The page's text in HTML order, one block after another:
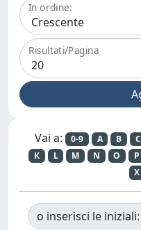
In ordine:
Risultati/Pagina
Vai a: 0-9 A B C
K
L M N O P
X
o inserisci le iniziali: